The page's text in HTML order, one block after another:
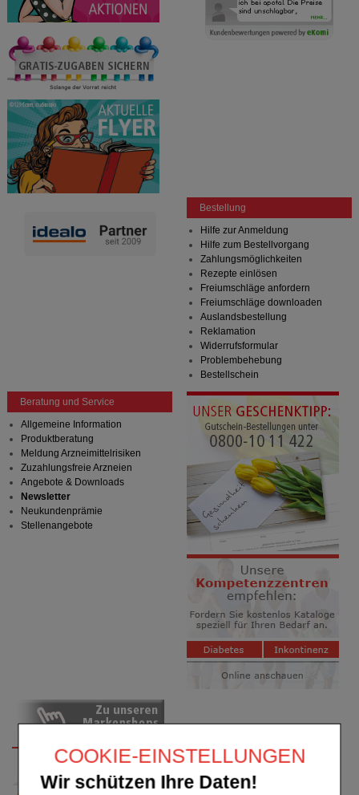
COOKIE-EINSTELLUNGEN
Wir schützen Ihre Daten!
Bestellung
Hilfe zur Anmeldung
Hilfe zum Bestellvorgang
Zahlungsmöglichkeiten
Rezepte einlösen
Freiumschläge anfordern
Freiumschläge downloaden
Auslandsbestellung
Reklamation
Widerrufsformular
Problembehebung
Bestellschein
Beratung und Service
Allgemeine Information
Produktberatung
Meldung Arzneimittelrisiken
Zuzahlungsfreie Arzneien
Angebote & Downloads
Newsletter
Neukundenprämie
Stellenangebote